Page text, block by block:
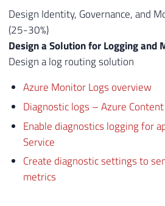
Design Identity, Governance, and
(25-30%)
Design a Solution for Logging and
Design a log routing solution
Azure Monitor Logs overview
Diagnostic logs – Azure
Enable diagnostics logging for
Service
Create diagnostic settings to
metrics